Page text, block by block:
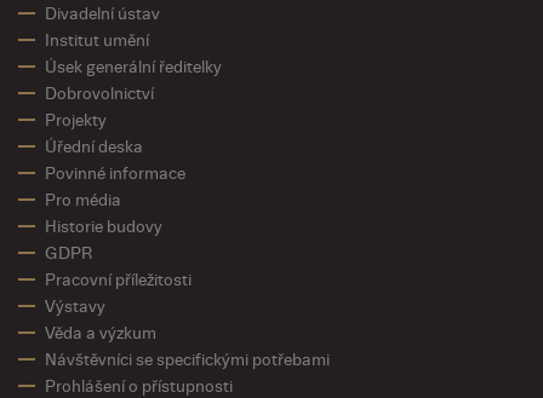
Divadelní ústav
Institut umění
Úsek generální ředitelky
Dobrovolnictví
Projekty
Úřední deska
Povinné informace
Pro média
Historie budovy
GDPR
Pracovní příležitosti
Výstavy
Věda a výzkum
Návštěvníci se specifickými potřebami
Prohlášení o přístupnosti